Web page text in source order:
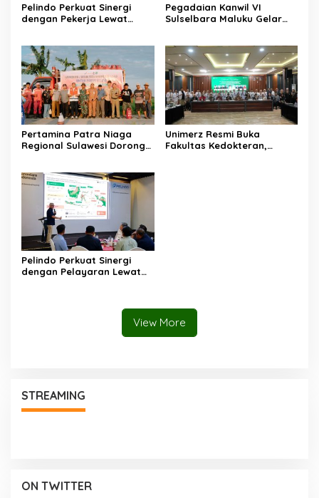
Pelindo Perkuat Sinergi
dengan Pekerja Lewat
Pegadaian Kanwil VI
Sulselbara Maluku Gelar
Kreativitas Anak dan Peran
Keluarga
Pertamina Patra Niaga
Regional Sulawesi Dorong
Solusi Energi Irigasi
Unimerz Resmi Buka
Fakultas Kedokteran,
Pelindo Perkuat Sinergi
dengan Pelayaran Lewat
View More
STREAMING
ON TWITTER